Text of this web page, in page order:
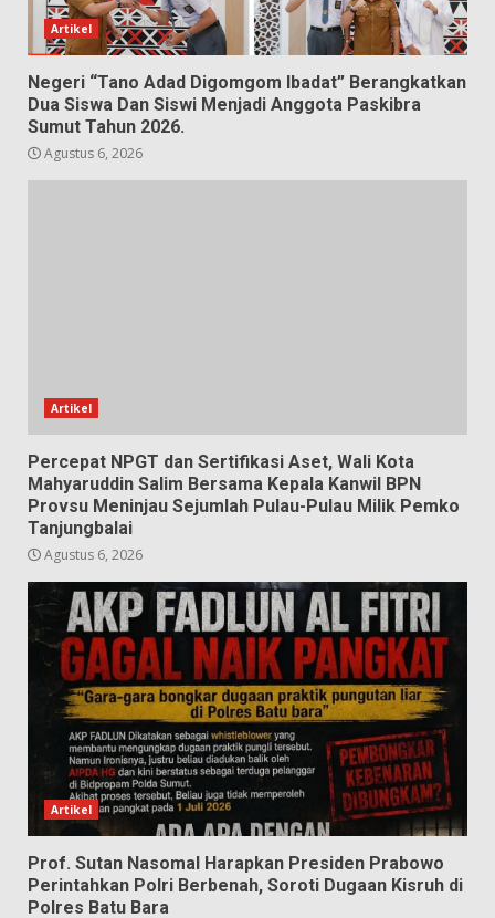
Artikel
Negeri “Tano Adad Digomgom Ibadat” Berangkatkan
Dua Siswa Dan Siswi Menjadi Anggota Paskibra
Sumut Tahun 2026.
Agustus 6, 2026
Artikel
Percepat NPGT dan Sertifikasi Aset, Wali Kota
Mahyaruddin Salim Bersama Kepala Kanwil BPN
Provsu Meninjau Sejumlah Pulau-Pulau Milik Pemko
Tanjungbalai
Agustus 6, 2026
Artikel
Prof. Sutan Nasomal Harapkan Presiden Prabowo
Perintahkan Polri Berbenah, Soroti Dugaan Kisruh di
Polres Batu Bara